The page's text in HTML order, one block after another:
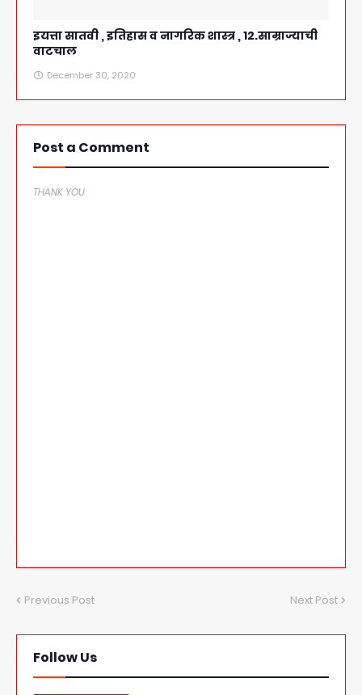
इयत्ता सातवी , इतिहास व नागरिक शास्त्र , 12.साम्राज्याची
वाटचाल
December 30, 2020
Post a Comment
THANK YOU
Previous Post Next Post
Follow Us